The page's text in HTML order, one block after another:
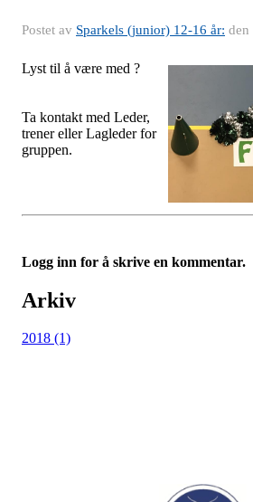
Postet av Sparkels (junior) 12-16 år: den
Lyst til å være med ?
Ta kontakt med Leder,
trener eller Lagleder for
gruppen.
Logg inn for å skrive en kommentar.
Arkiv
2018 (1)